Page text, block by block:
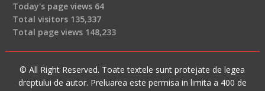
Today's page views 64
Total visitors 135,337
Total page views 148,233
© All Right Reserved. Toate textele sunt protejate de legea
dreptului de autor. Preluarea este permisa in limita a 400 de